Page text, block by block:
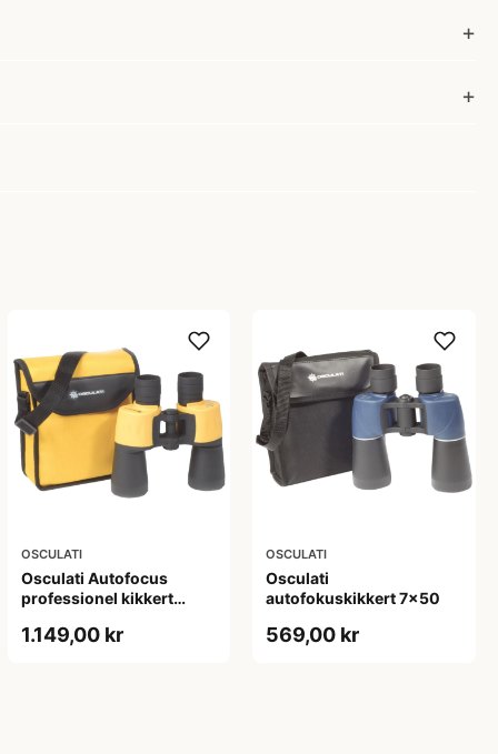
OSCULATI
Osculati Autofocus
professionel kikkert
1.149,00 kr
OSCULATI
Osculati
autofokuskikkert 7x50
569,00 kr